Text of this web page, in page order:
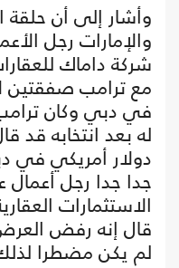
وأشار إلى أن
والإمارات رجل
شركة داماك
مع ترامب صفقتين
في دبي وكان
له بعد انتخابه قد
دولار أمريكي
جدا جدا رجل
الاستثمارات
قال إنه رفض
لم يكن مضطرا